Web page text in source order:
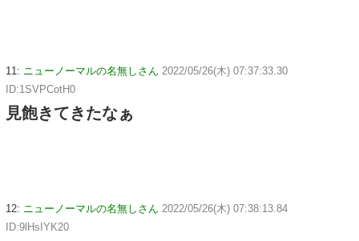
11: ニューノーマルの名無しさん 2022/05/26(木) 07:37:33.30
ID:1SVPCotH0
見飽きてきたなぁ
12: ニューノーマルの名無しさん 2022/05/26(木) 07:38:13.84
ID:9lHsIYK20